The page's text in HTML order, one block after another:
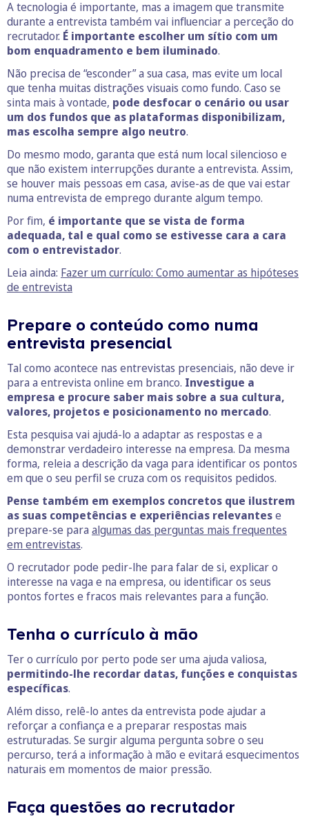
A tecnologia é importante, mas a imagem que transmite
durante a entrevista também vai influenciar a perceção do
recrutador. É importante escolher um sítio com um
bom enquadramento e bem iluminado.
Não precisa de “esconder” a sua casa, mas evite um local
que tenha muitas distrações visuais como fundo. Caso se
sinta mais à vontade, pode desfocar o cenário ou usar
um dos fundos que as plataformas disponibilizam,
mas escolha sempre algo neutro.
Do mesmo modo, garanta que está num local silencioso e
que não existem interrupções durante a entrevista. Assim,
se houver mais pessoas em casa, avise-as de que vai estar
numa entrevista de emprego durante algum tempo.
Por fim, é importante que se vista de forma
adequada, tal e qual como se estivesse cara a cara
com o entrevistador.
Leia ainda: Fazer um currículo: Como aumentar as hipóteses
de entrevista
Prepare o conteúdo como numa
entrevista presencial
Tal como acontece nas entrevistas presenciais, não deve ir
para a entrevista online em branco. Investigue a
empresa e procure saber mais sobre a sua cultura,
valores, projetos e posicionamento no mercado.
Esta pesquisa vai ajudá-lo a adaptar as respostas e a
demonstrar verdadeiro interesse na empresa. Da mesma
forma, releia a descrição da vaga para identificar os pontos
em que o seu perfil se cruza com os requisitos pedidos.
Pense também em exemplos concretos que ilustrem
as suas competências e experiências relevantese
prepare-se para algumas das perguntas mais frequentes
em entrevistas.
O recrutador pode pedir-lhe para falar de si, explicar o
interesse na vaga e na empresa, ou identificar os seus
pontos fortes e fracos mais relevantes para a função.
Tenha o currículo à mão
Ter o currículo por perto pode ser uma ajuda valiosa,
permitindo-lhe recordar datas, funções e conquistas
específicas.
Além disso, relê-lo antes da entrevista pode ajudar a
reforçar a confiança e a preparar respostas mais
estruturadas. Se surgir alguma pergunta sobre o seu
percurso, terá a informação à mão e evitará esquecimentos
naturais em momentos de maior pressão.
Faça questões ao recrutador